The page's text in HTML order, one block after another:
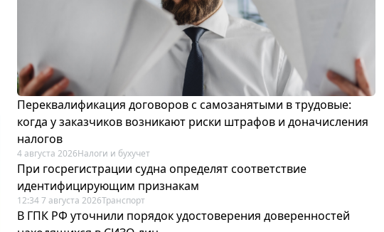
Переквалификация договоров с самозанятыми в трудовые:
когда у заказчиков возникают риски штрафов и доначисления
налогов
4 августа 2026Налоги и бухучет
При госрегистрации судна определят соответствие
идентифицирующим признакам
12:34 7 августа 2026Транспорт
В ГПК РФ уточнили порядок удостоверения доверенностей